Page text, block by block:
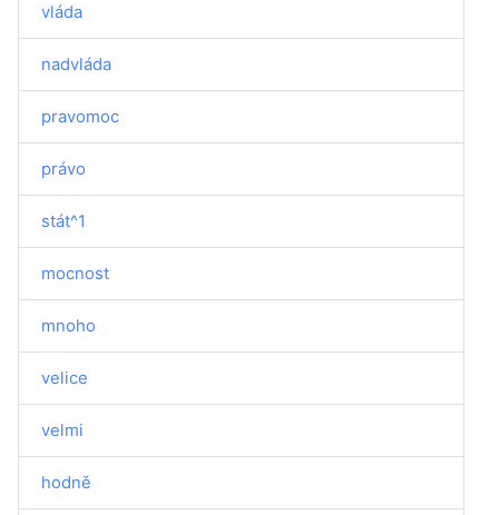
vláda
nadvláda
pravomoc
právo
stát^1
mocnost
mnoho
velice
velmi
hodně